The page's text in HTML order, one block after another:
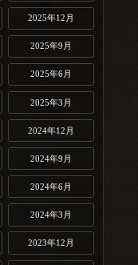
2025年12月
2025年9月
2025年6月
2025年3月
2024年12月
2024年9月
2024年6月
2024年3月
2023年12月